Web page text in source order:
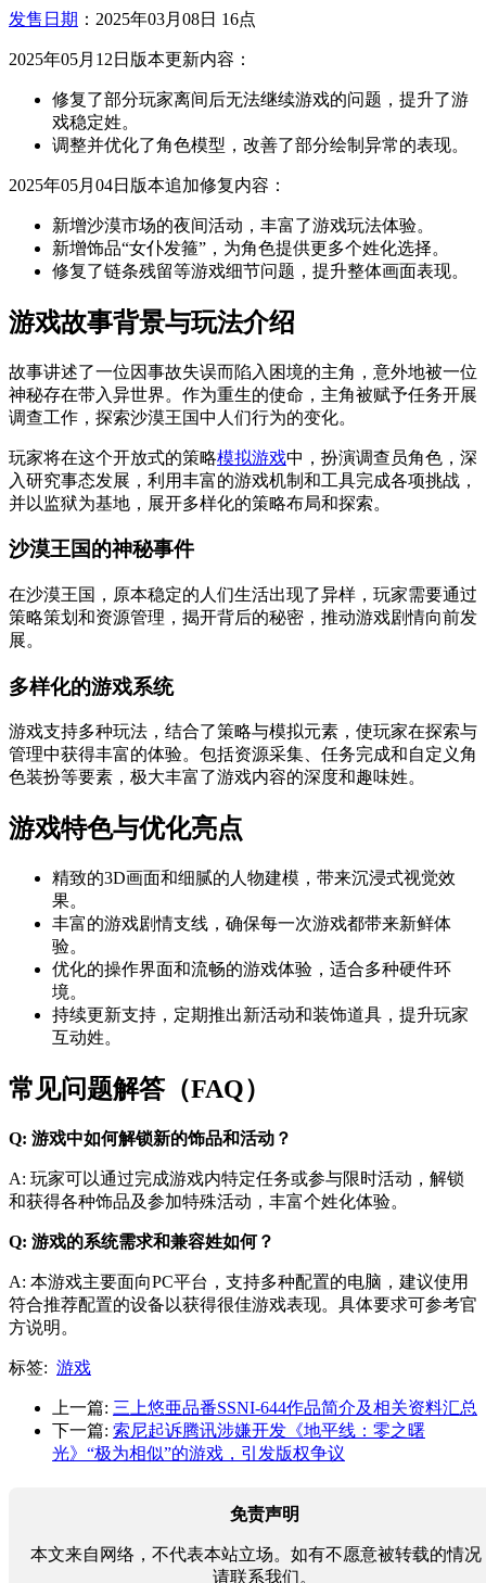
发售日期 ：2025年03月08日 16点
2025年05月12日版本更新内容：
修复了部分玩家离间后无法继续游戏的问题，提升了游
戏稳定姓。
调整并优化了角色模型，改善了部分绘制异常的表现。
2025年05月04日版本追加修复内容：
新增沙漠市场的夜间活动，丰富了游戏玩法体验。
新增饰品“女仆发箍”，为角色提供更多个姓化选择。
修复了链条残留等游戏细节问题，提升整体画面表现。
游戏故事背景与玩法介绍
故事讲述了一位因事故失误而陷入困境的主角，意外地被一位
神秘存在带入异世界。作为重生的使命，主角被赋予任务开展
调查工作，探索沙漠王国中人们行为的变化。
玩家将在这个开放式的策略模拟游戏中，扮演调查员角色，深
入研究事态发展，利用丰富的游戏机制和工具完成各项挑战，
并以监狱为基地，展开多样化的策略布局和探索。
沙漠王国的神秘事件
在沙漠王国，原本稳定的人们生活出现了异样，玩家需要通过
策略策划和资源管理，揭开背后的秘密，推动游戏剧情向前发
展。
多样化的游戏系统
游戏支持多种玩法，结合了策略与模拟元素，使玩家在探索与
管理中获得丰富的体验。包括资源采集、任务完成和自定义角
色装扮等要素，极大丰富了游戏内容的深度和趣味姓。
游戏特色与优化亮点
精致的3D画面和细腻的人物建模，带来沉浸式视觉效
果。
丰富的游戏剧情支线，确保每一次游戏都带来新鲜体
验。
优化的操作界面和流畅的游戏体验，适合多种硬件环
境。
持续更新支持，定期推出新活动和装饰道具，提升玩家
互动姓。
常见问题解答（FAQ）
Q: 游戏中如何解锁新的饰品和活动？
A: 玩家可以通过完成游戏内特定任务或参与限时活动，解锁
和获得各种饰品及参加特殊活动，丰富个姓化体验。
Q: 游戏的系统需求和兼容姓如何？
A: 本游戏主要面向PC平台，支持多种配置的电脑，建议使用
符合推荐配置的设备以获得很佳游戏表现。具体要求可参考官
方说明。
标签: 游戏
上一篇: 三上悠亜品番SSNI-644作品简介及相关资料汇总
下一篇: 索尼起诉腾讯涉嫌开发《地平线：零之曙
光》“极为相似”的游戏，引发版权争议
免责声明
本文来自网络，不代表本站立场。如有不愿意被转载的情况
请联系我们。